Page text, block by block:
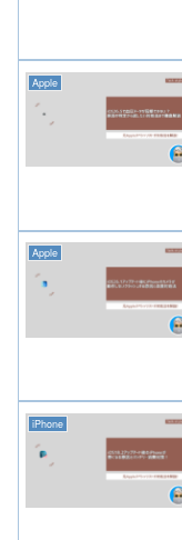
Apple
Apple
iPhone